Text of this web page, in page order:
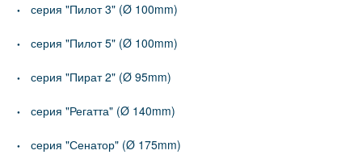
серия "Пилот 3" (Ø 100mm)
серия "Пилот 5" (Ø 100mm)
серия "Пират 2" (Ø 95mm)
серия "Регатта" (Ø 140mm)
серия "Сенатор" (Ø 175mm)